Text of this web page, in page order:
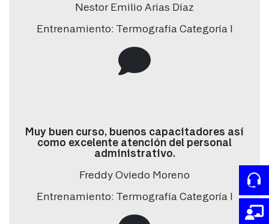
Términos y condiciones
Acepta términos y condiciones
No
Lorem ipsum dolor sit amet, consectetur adipiscing elit. Fusce
Nestor Emilio Arias Díaz
Entrenamiento: Termografía Categoría I
Muy buen curso, buenos capacitadores así
como excelente atención del personal
administrativo.
Freddy Oviedo Moreno
Entrenamiento: Termografía Categoría I